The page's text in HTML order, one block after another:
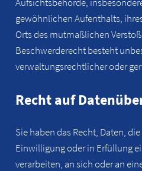
gewöhnlichen Aufenthalts,
Orts des mutmaßlichen
Beschwerderecht besteht
verwaltungsrechtlicher oder
Recht auf
Sie haben das Recht, Daten,
Einwilligung oder in Erfüllung
verarbeiten, an sich oder an